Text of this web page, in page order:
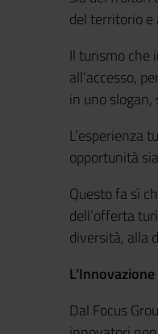
del territorio e
Il turismo che
all’accesso,
in uno slogan,
L’esperienza
opportunità
Questo fa sì
dell’offerta
diversità, alla
Dal Focus